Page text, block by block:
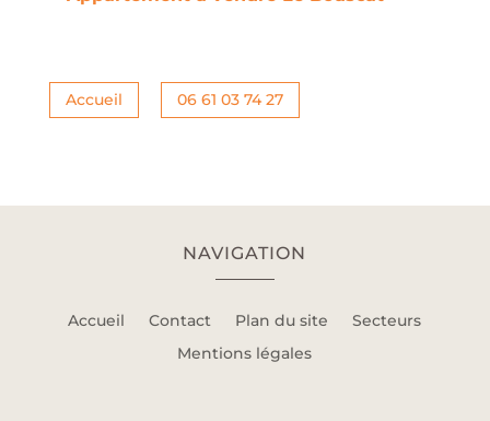
Accueil 06 61 03 74 27
NAVIGATION
Accueil Contact Plan du site
Secteurs
Mentions légales